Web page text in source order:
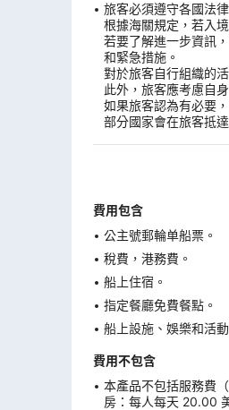
旅客必須遵守各國法
根據海關規定，若入
若要了解進一步資訊
和緊急措施。
對於旅客自行組織的
此外，旅客應考慮自
如果旅客認為有必要
部分國家會在旅客抵
費用包含
公主號郵輪单船票。
稅費，港務費。
船上住宿。
指定餐廳免費餐點。
船上設施、娛樂和活動
費用不包含
本產品不包括服務費
房：每人每天 20.00